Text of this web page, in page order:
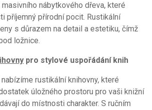
nábytkového dřeva, které
příjemný přírodní pocit. Rustikální
s důrazem na detail a estetiku, čímž
ložnice.
pro stylové uspořádání knih
rustikální knihovny, které
úložného prostoru pro vaši knižní
do místnosti charakter. S ručním